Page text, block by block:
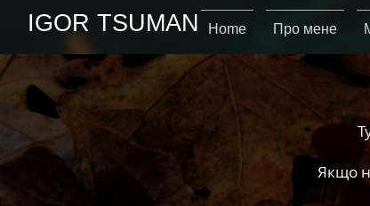
IGOR TSUMAN Home Про мене
Якщо